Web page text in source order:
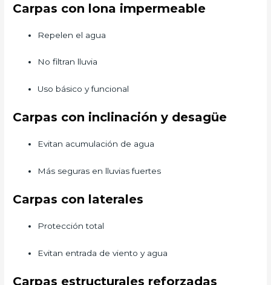
Carpas con lona impermeable
Repelen el agua
No filtran lluvia
Uso básico y funcional
Carpas con inclinación y desagüe
Evitan acumulación de agua
Más seguras en lluvias fuertes
Carpas con laterales
Protección total
Evitan entrada de viento y agua
Carpas estructurales reforzadas